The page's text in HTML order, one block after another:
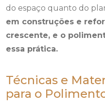
do espaço quanto do
em construções e
crescente, e o
essa prática.
Técnicas e
para o